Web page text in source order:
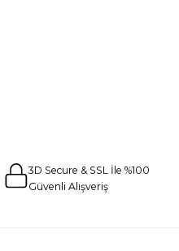
3D Secure & SSL İle %100
Güvenli Alışveriş